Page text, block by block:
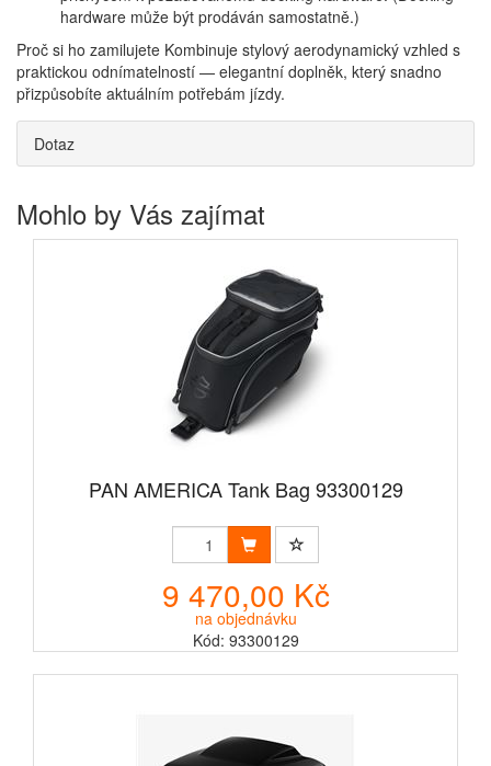
hardware může být prodáván samostatně.)
Proč si ho zamilujete Kombinuje stylový aerodynamický vzhled s
praktickou odnímatelností — elegantní doplněk, který snadno
přizpůsobíte aktuálním potřebám jízdy.
Dotaz
Mohlo by Vás zajímat
PAN AMERICA Tank Bag 93300129
9 470,00 Kč
na objednávku
Kód: 93300129